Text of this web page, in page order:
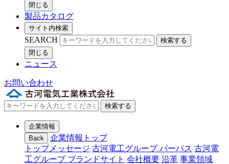
閉じる
製品カタログ
サイト内検索
SEARCH
検索する
閉じる
ニュース
お問い合わせ
検索する
企業情報
Back
企業情報トップ
トップメッセージ 古河電工グループ パーパス 古河電
工グループ ブランドサイト 会社概要 沿革 事業領域